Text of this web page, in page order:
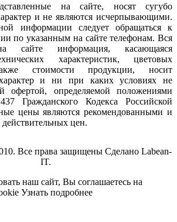
на сайте, носят сугубо
и не являются исчерпывающими.
информации следует обращаться к
по указанным на сайте телефонам. Вся
на сайте информация, касающаяся
характеристик, цветовых
стоимости продукции, носит
и ни при каких условиях не
офертой, определяемой положениями
Гражданского Кодекса Российской
цены являются рекомендованными и
действительных цен.
Все права защищены Сделано Labean-
IT.
наш сайт, Вы соглашаетесь на
Узнать подробнее